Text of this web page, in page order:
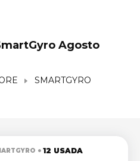
Agosto
SMARTGYRO
12 USADA